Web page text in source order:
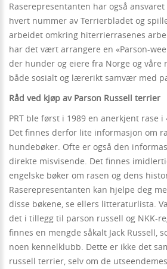
Raserepresentanten har også
hvert nummer av Terrierbladet og
arbeidet omkring hiterrierrasenes
har det vært arrangere en «Parson-
der hunder og eiere fra Norge og våre
både sosialt og lærerikt samvær med
Råd ved kjøp av Parson Russell terrier
PRT ble først i 1989 en anerkjent rase i
Det finnes derfor lite informasjon om
hundebøker. Ofte er også den
direkte misvisende. Det finnes
engelske bøker om rasen og dens
Raserepresentanten kan hjelpe deg
disse bøkene, se ellers litteraturlista.
det i tillegg til parson russell og NKK-
finnes en mengde såkalt Jack Russell,
noen kennelklubb. Dette er ikke det
russell terrier, selv om de